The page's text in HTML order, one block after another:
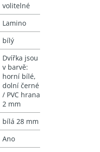
volitelné
Lamino
bílý
Dvířka jsou
v barvě:
horní bílé,
dolní černé
/ PVC hrana
2 mm
bílá 28 mm
Ano